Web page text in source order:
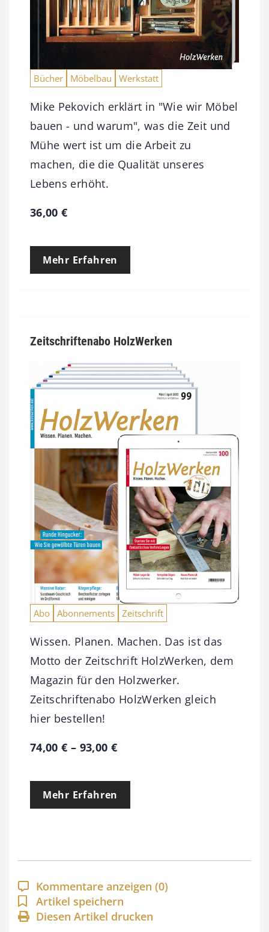
Bücher Möbelbau Werkstatt
Mike Pekovich erklärt in "Wie wir Möbel
bauen - und warum", was die Zeit und
Mühe wert ist um die Arbeit zu
machen, die die Qualität unseres
Lebens erhöht.
36,00€
Mehr Erfahren
Zeitschriftenabo HolzWerken
Abo Abonnements Zeitschrift
Wissen. Planen. Machen. Das ist das
Motto der Zeitschrift HolzWerken, dem
Magazin für den Holzwerker.
Zeitschriftenabo HolzWerken gleich
hier bestellen!
74,00€ – 93,00 €P
e
p
a
n
n
Mehr Erfahren
Kommentare anzeigen (0)
Artikel speichern
Diesen Artikel drucken